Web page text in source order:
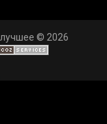
© 2026